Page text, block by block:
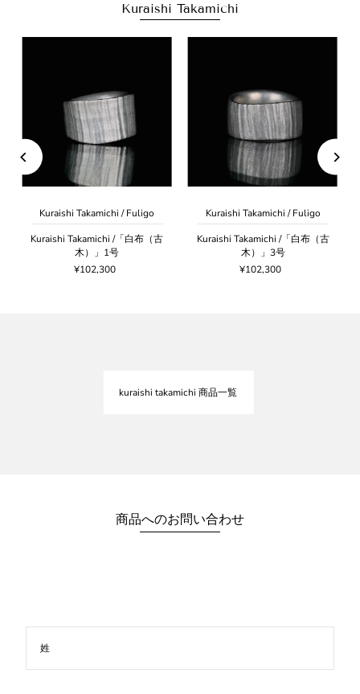
Kuraishi Takamichi
Kuraishi Takamichi / Fuligo
Kuraishi Takamichi /「白布（古
木）」1号
¥102,300
Kuraishi Takamichi / Fuligo
Kuraishi Takamichi /「白布（古
木）」3号
¥102,300
kuraishi takamichi 商品一覧
商品へのお問い合わせ